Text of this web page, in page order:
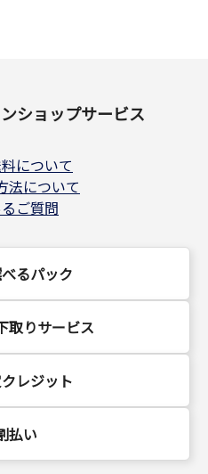
ショップサービス
について
法について
ご質問
るパック
取りサービス
レジット
払い